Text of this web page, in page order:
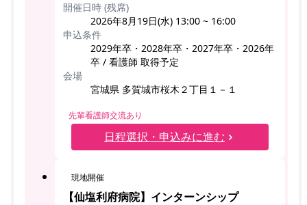
開催日時 (残席)
2026年8月19日(水) 13:00 ~ 16:00
申込条件
2029年卒・2028年卒・2027年卒・2026年
卒 / 看護師 取得予定
会場
宮城県 多賀城市桜木２丁目１－１
先輩看護師交流あり
日程選択・申込みに進む
現地開催
【仙塩利府病院】インターンシップ